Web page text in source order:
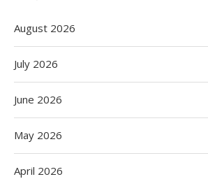
August 2026
July 2026
June 2026
May 2026
April 2026